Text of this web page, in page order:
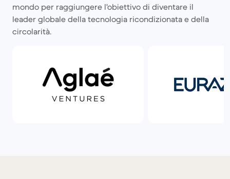
mondo per raggiungere l'obiettivo di diventare il
leader globale della tecnologia ricondizionata e della
circolarità.